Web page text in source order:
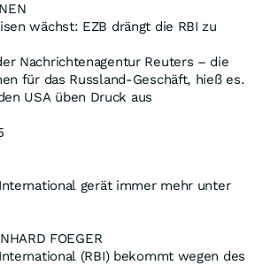
wächst: EZB drängt die RBI zu
Nachrichtenagentur Reuters – die
für das Russland-Geschäft, hieß es.
USA üben Druck aus
gerät immer mehr unter
FOEGER
(RBI) bekommt wegen des